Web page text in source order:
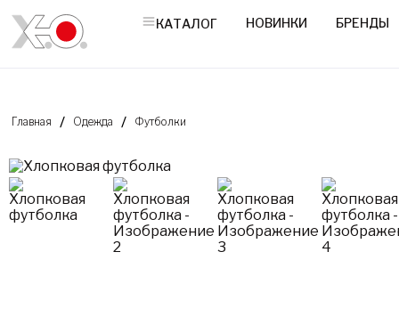
КАТАЛОГ НОВИНКИ БРЕНДЫ
Главная Одежда Футболки